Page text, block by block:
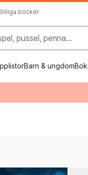
Billiga böcker
pussel, penna...
Barn & ungdom